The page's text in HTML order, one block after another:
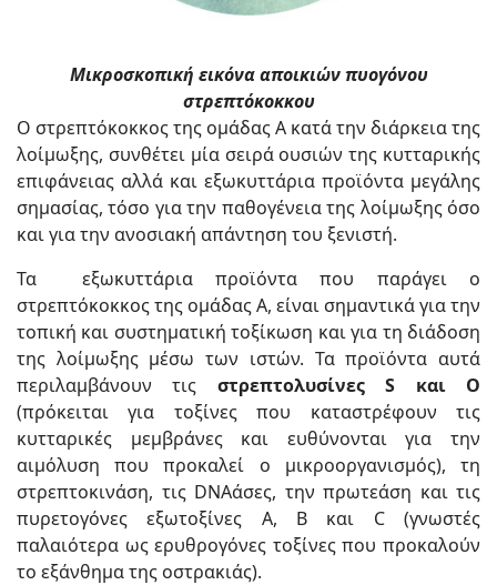
Μικροσκοπική εικόνα αποικιών πυογόνου
στρεπτόκοκκου
Ο στρεπτόκοκκος της ομάδας Α κατά την διάρκεια της
λοίμωξης, συνθέτει μία σειρά ουσιών της κυτταρικής
επιφάνειας αλλά και εξωκυττάρια προϊόντα μεγάλης
σημασίας, τόσο για την παθογένεια της λοίμωξης όσο
και για την ανοσιακή απάντηση του ξενιστή.
Τα εξωκυττάρια προϊόντα που παράγει ο
στρεπτόκοκκος της ομάδας Α, είναι σημαντικά για την
τοπική και συστηματική τοξίκωση και για τη διάδοση
της λοίμωξης μέσω των ιστών. Τα προϊόντα αυτά
περιλαμβάνουν τις στρεπτολυσίνες S και Ο
(πρόκειται για τοξίνες που καταστρέφουν τις
κυτταρικές μεμβράνες και ευθύνονται για την
αιμόλυση που προκαλεί ο μικροοργανισμός), τη
στρεπτοκινάση, τις DNAάσες, την πρωτεάση και τις
πυρετογόνες εξωτοξίνες A, Β και C (γνωστές
παλαιότερα ως ερυθρογόνες τοξίνες που προκαλούν
το εξάνθημα της οστρακιάς).